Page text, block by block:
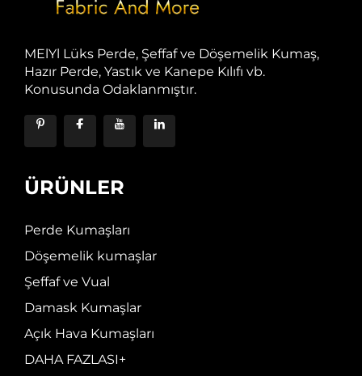
MElYl Lüks Perde, Şeffaf ve Döşemelik Kumaş,
Hazır Perde, Yastık ve Kanepe Kılıfı vb.
Konusunda Odaklanmıştır.
ÜRÜNLER
Perde Kumaşları
Döşemelik kumaşlar
Şeffaf ve Vual
Damask Kumaşlar
Açık Hava Kumaşları
DAHA FAZLASI+